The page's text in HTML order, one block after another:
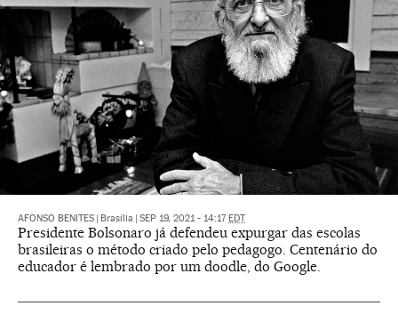
AFONSO BENITES Brasília SEP 19, 2021 - 14:17 EDT
Presidente Bolsonaro já defendeu expurgar das escolas
brasileiras o método criado pelo pedagogo. Centenário do
educador é lembrado por um doodle, do Google.